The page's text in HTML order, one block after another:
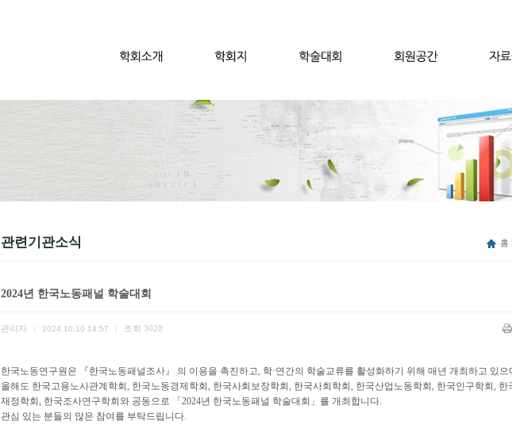
관련기관소식 홈
2024년 한국노동패널 학술대회
관리자 2024.10.10 14:57 조회 3028
한국노동연구원은 『한국노동패널조사』 의 이용을 촉진하고, 학·연간의 학술교류를 활성화하기 위해 매년 개최하고 있으
올해도 한국고용노사관계학회, 한국노동경제학회, 한국사회보장학회, 한국사회학회, 한국산업노동학회, 한국인구학회, 한
재정학회, 한국조사연구학회와 공동으로 「2024년 한국노동패널 학술대회」를 개최합니다.
관심 있는 분들의 많은 참여를 부탁드립니다.